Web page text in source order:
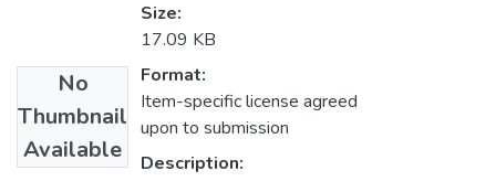
No
Thumbnail
Available
Size:
17.09 KB
Format:
Item-specific license agreed
upon to submission
Description: